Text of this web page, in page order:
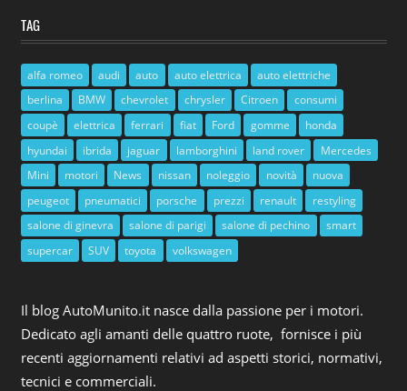
TAG
alfa romeo audi auto auto elettrica
auto elettriche
berlina
BMW chevrolet chrysler Citroen
consumi
coupè
elettrica ferrari fiat Ford gomme
honda
hyundai
ibrida jaguar lamborghini land rover
Mercedes
Mini
motori News nissan noleggio novità
nuova
peugeot
pneumatici porsche prezzi renault
restyling
salone di ginevra
salone di parigi salone di pechino
smart
supercar
SUV toyota volkswagen
Il blog AutoMunito.it nasce dalla passione per i motori.
Dedicato agli amanti delle quattro ruote, fornisce i più
recenti aggiornamenti relativi ad aspetti storici, normativi,
tecnici e commerciali.